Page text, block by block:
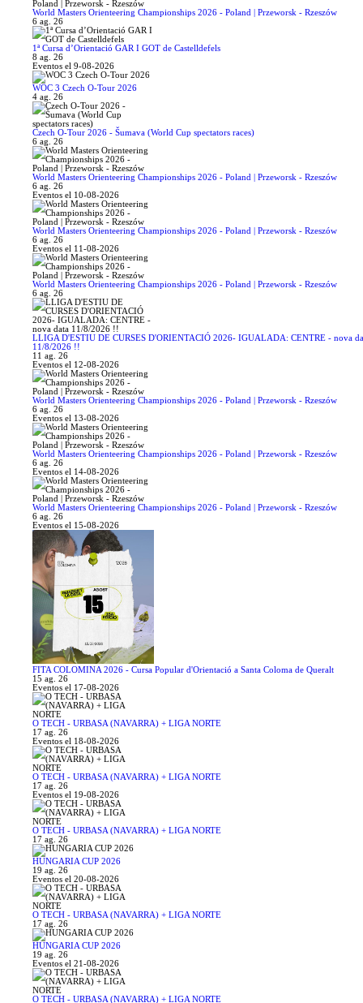
World Masters Orienteering Championships 2026 - Poland | Przeworsk - Rzeszów
6 ag. 26
1ª Cursa d’Orientació GAR I GOT de Castelldefels
8 ag. 26
Eventos el 9-08-2026
WOC 3 Czech O-Tour 2026
4 ag. 26
Czech O-Tour 2026 - Šumava (World Cup spectators races)
6 ag. 26
World Masters Orienteering Championships 2026 - Poland | Przeworsk - Rzeszów
6 ag. 26
Eventos el 10-08-2026
World Masters Orienteering Championships 2026 - Poland | Przeworsk - Rzeszów
6 ag. 26
Eventos el 11-08-2026
World Masters Orienteering Championships 2026 - Poland | Przeworsk - Rzeszów
6 ag. 26
LLIGA D'ESTIU DE CURSES D'ORIENTACIÓ 2026- IGUALADA: CENTRE - nova
11/8/2026 !!
11 ag. 26
Eventos el 12-08-2026
World Masters Orienteering Championships 2026 - Poland | Przeworsk - Rzeszów
6 ag. 26
Eventos el 13-08-2026
World Masters Orienteering Championships 2026 - Poland | Przeworsk - Rzeszów
6 ag. 26
Eventos el 14-08-2026
World Masters Orienteering Championships 2026 - Poland | Przeworsk - Rzeszów
6 ag. 26
Eventos el 15-08-2026
FITA COLOMINA 2026 - Cursa Popular d'Orientació a Santa Coloma de Queralt
15 ag. 26
Eventos el 17-08-2026
O TECH - URBASA (NAVARRA) + LIGA NORTE
17 ag. 26
Eventos el 18-08-2026
O TECH - URBASA (NAVARRA) + LIGA NORTE
17 ag. 26
Eventos el 19-08-2026
O TECH - URBASA (NAVARRA) + LIGA NORTE
17 ag. 26
HUNGARIA CUP 2026
19 ag. 26
Eventos el 20-08-2026
O TECH - URBASA (NAVARRA) + LIGA NORTE
17 ag. 26
HUNGARIA CUP 2026
19 ag. 26
Eventos el 21-08-2026
O TECH - URBASA (NAVARRA) + LIGA NORTE